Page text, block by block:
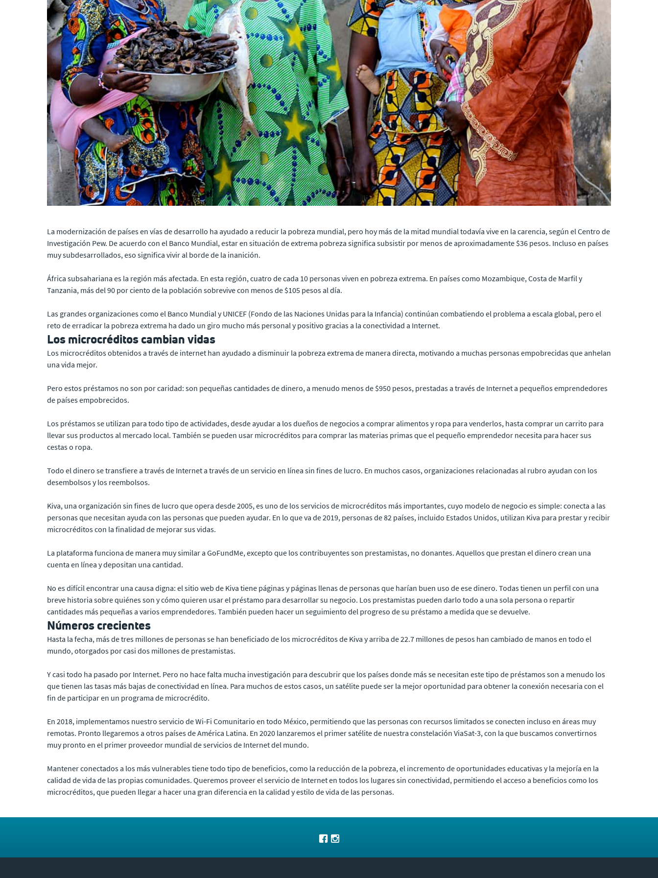
La modernización de países en vías de desarrollo ha ayudado a reducir la pobreza mundial, pero hoy más de la mitad mundial todavía vive en la carencia, según el Centro de
Investigación Pew. De acuerdo con el Banco Mundial, estar en situación de extrema pobreza significa subsistir por menos de aproximadamente $36 pesos. Incluso en países
muy subdesarrollados, eso significa vivir al borde de la inanición.
África subsahariana es la región más afectada. En esta región, cuatro de cada 10 personas viven en pobreza extrema. En países como Mozambique, Costa de Marfil y
Tanzania, más del 90 por ciento de la población sobrevive con menos de $105 pesos al día.
Las grandes organizaciones como el Banco Mundial y UNICEF (Fondo de las Naciones Unidas para la Infancia) continúan combatiendo el problema a escala global, pero el
reto de erradicar la pobreza extrema ha dado un giro mucho más personal y positivo gracias a la conectividad a Internet.
Los microcréditos cambian vidas
Los microcréditos obtenidos a través de internet han ayudado a disminuir la pobreza extrema de manera directa, motivando a muchas personas empobrecidas que anhelan
una vida mejor.
Pero estos préstamos no son por caridad: son pequeñas cantidades de dinero, a menudo menos de $950 pesos, prestadas a través de Internet a pequeños emprendedores
de países empobrecidos.
Los préstamos se utilizan para todo tipo de actividades, desde ayudar a los dueños de negocios a comprar alimentos y ropa para venderlos, hasta comprar un carrito para
llevar sus productos al mercado local. También se pueden usar microcréditos para comprar las materias primas que el pequeño emprendedor necesita para hacer sus
cestas o ropa.
Todo el dinero se transfiere a través de Internet a través de un servicio en línea sin fines de lucro. En muchos casos, organizaciones relacionadas al rubro ayudan con los
desembolsos y los reembolsos.
Kiva, una organización sin fines de lucro que opera desde 2005, es uno de los servicios de microcréditos más importantes, cuyo modelo de negocio es simple: conecta a las
personas que necesitan ayuda con las personas que pueden ayudar. En lo que va de 2019, personas de 82 países, incluido Estados Unidos, utilizan Kiva para prestar y recibir
microcréditos con la finalidad de mejorar sus vidas.
La plataforma funciona de manera muy similar a GoFundMe, excepto que los contribuyentes son prestamistas, no donantes. Aquellos que prestan el dinero crean una
cuenta en línea y depositan una cantidad.
No es difícil encontrar una causa digna: el sitio web de Kiva tiene páginas y páginas llenas de personas que harían buen uso de ese dinero. Todas tienen un perfil con una
breve historia sobre quiénes son y cómo quieren usar el préstamo para desarrollar su negocio. Los prestamistas pueden darlo todo a una sola persona o repartir
cantidades más pequeñas a varios emprendedores. También pueden hacer un seguimiento del progreso de su préstamo a medida que se devuelve.
Números crecientes
Hasta la fecha, más de tres millones de personas se han beneficiado de los microcréditos de Kiva y arriba de 22.7 millones de pesos han cambiado de manos en todo el
mundo, otorgados por casi dos millones de prestamistas.
Y casi todo ha pasado por Internet. Pero no hace falta mucha investigación para descubrir que los países donde más se necesitan este tipo de préstamos son a menudo los
que tienen las tasas más bajas de conectividad en línea. Para muchos de estos casos, un satélite puede ser la mejor oportunidad para obtener la conexión necesaria con el
fin de participar en un programa de microcrédito.
En 2018, implementamos nuestro servicio de Wi-Fi Comunitario en todo México, permitiendo que las personas con recursos limitados se conecten incluso en áreas muy
remotas. Pronto llegaremos a otros países de América Latina. En 2020 lanzaremos el primer satélite de nuestra constelación ViaSat-3, con la que buscamos convertirnos
muy pronto en el primer proveedor mundial de servicios de Internet del mundo.
Mantener conectados a los más vulnerables tiene todo tipo de beneficios, como la reducción de la pobreza, el incremento de oportunidades educativas y la mejoría en la
calidad de vida de las propias comunidades. Queremos proveer el servicio de Internet en todos los lugares sin conectividad, permitiendo el acceso a beneficios como los
microcréditos, que pueden llegar a hacer una gran diferencia en la calidad y estilo de vida de las personas.